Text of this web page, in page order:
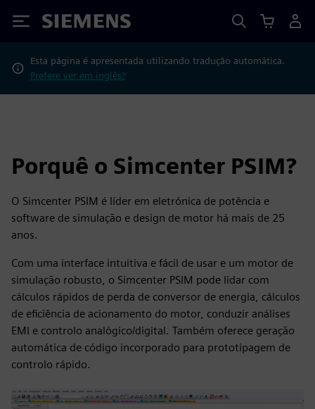
Siemens
Esta página é apresentada utilizando tradução automática.
Prefere ver em inglês?
Porquê o Simcenter PSIM?
O Simcenter PSIM é líder em eletrónica de potência e
software de simulação e design de motor há mais de 25
anos.
Com uma interface intuitiva e fácil de usar e um motor de
simulação robusto, o Simcenter PSIM pode lidar com
cálculos rápidos de perda de conversor de energia, cálculos
de eficiência de acionamento do motor, conduzir análises
EMI e controlo analógico/digital. Também oferece geração
automática de código incorporado para prototipagem de
controlo rápido.